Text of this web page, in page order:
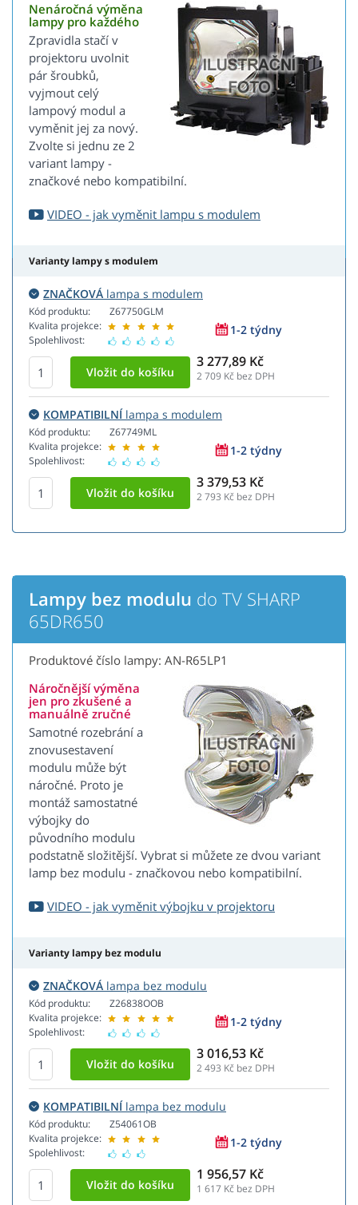
Nenáročná výměna
lampy pro každého
Zpravidla stačí v
projektoru uvolnit
pár šroubků,
vyjmout celý
lampový modul a
vyměnit jej za nový.
Zvolte si jednu ze 2
variant lampy -
značkové nebo kompatibilní.
VIDEO - jak vyměnit lampu s modulem
Varianty lampy s modulem
ZNAČKOVÁ lampa s modulem
Kód produktu:
Kvalita projekce:
Spolehlivost:
Z67750GLM
1-2 týdny
3 277,89 Kč
2 709 Kč bez DPH
KOMPATIBILNÍlampa s modulem
Kód produktu:
Kvalita projekce:
Spolehlivost:
Z67749ML
1-2 týdny
3 379,53 Kč
2 793 Kč bez DPH
Lampy bez modulu do TV SHARP
65DR650
Produktové číslo lampy: AN-R65LP1
Náročnější výměna
jen pro zkušené a
manuálně zručné
Samotné rozebrání a
znovusestavení
modulu může být
náročné. Proto je
montáž samostatné
výbojky do
původního modulu
podstatně složitější. Vybrat si můžete ze dvou variant
lamp bez modulu - značkovou nebo kompatibilní.
VIDEO - jak vyměnit výbojku v projektoru
Varianty lampy bez modulu
ZNAČKOVÁ lampa bez modulu
Kód produktu:
Kvalita projekce:
Spolehlivost:
Z26838OOB
1-2 týdny
3 016,53 Kč
2 493 Kč bez DPH
KOMPATIBILNÍlampa bez modulu
Kód produktu:
Kvalita projekce:
Spolehlivost:
Z54061OB
1-2 týdny
1 956,57 Kč
1 617 Kč bez DPH